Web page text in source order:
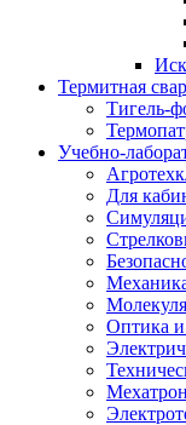
Термитная
Тигель-
Учебно-
Для
Оптика и